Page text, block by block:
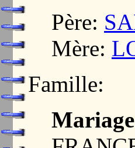
Père:
Mère:
Famille: